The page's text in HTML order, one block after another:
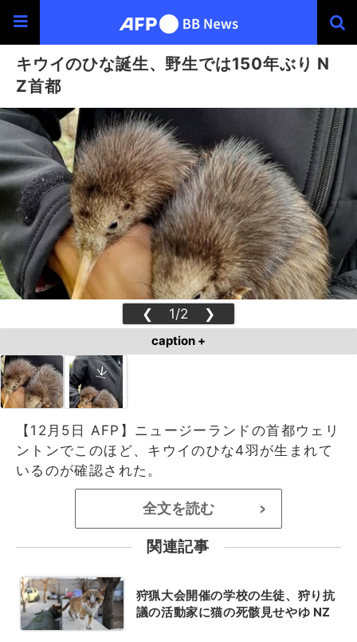
キウイのひな誕生、野生では150年ぶり N
Z首都
❮ 1/2 ❯
caption +
【12月5日 AFP】ニュージーランドの首都ウェリ
ントンでこのほど、キウイのひな4羽が生まれて
いるのが確認された。
全文を読む >
関連記事
狩猟大会開催の学校の生徒、狩り抗
議の活動家に猫の死骸見せやゆ NZ